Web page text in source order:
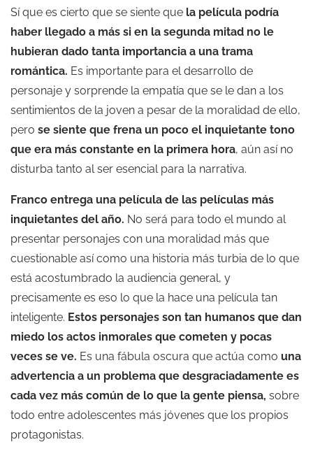
Sí que es cierto que se siente que la película podría
haber llegado a más si en la segunda mitad no le
hubieran dado tanta importancia a una trama
romántica. Es importante para el desarrollo de
personaje y sorprende la empatía que se le dan a los
sentimientos de la joven a pesar de la moralidad de ello,
pero se siente que frena un poco el inquietante tono
que era más constante en la primera hora, aún así no
disturba tanto al ser esencial para la narrativa.
Franco entrega una película de las películas más
inquietantes del año. No será para todo el mundo al
presentar personajes con una moralidad más que
cuestionable así como una historia más turbia de lo que
está acostumbrado la audiencia general, y
precisamente es eso lo que la hace una película tan
inteligente. Estos personajes son tan humanos que dan
miedo los actos inmorales que cometen y pocas
veces se ve. Es una fábula oscura que actúa como una
advertencia a un problema que desgraciadamente es
cada vez más común de lo que la gente piensa, sobre
todo entre adolescentes más jóvenes que los propios
protagonistas.